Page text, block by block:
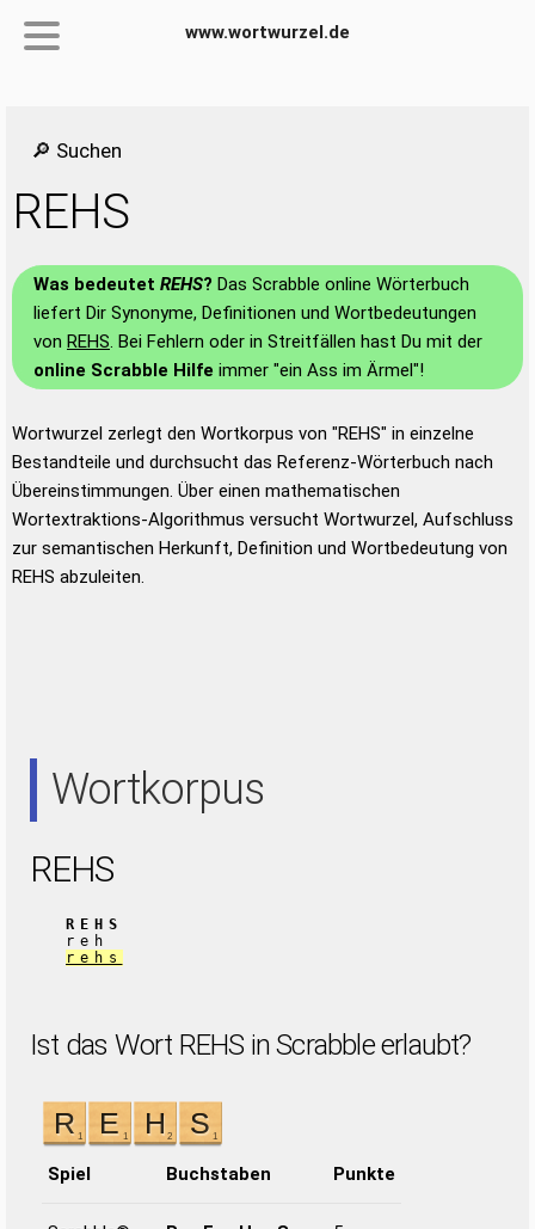
www.wortwurzel.de
🔎 Suchen
REHS
Was bedeutet REHS? Das Scrabble online Wörterbuch
liefert Dir Synonyme, Definitionen und Wortbedeutungen
von REHS. Bei Fehlern oder in Streitfällen hast Du mit der
online Scrabble Hilfe immer "ein Ass im Ärmel"!
Wortwurzel zerlegt den Wortkorpus von "REHS" in einzelne
Bestandteile und durchsucht das Referenz-Wörterbuch nach
Übereinstimmungen. Über einen mathematischen
Wortextraktions-Algorithmus versucht Wortwurzel, Aufschluss
zur semantischen Herkunft, Definition und Wortbedeutung von
REHS abzuleiten.
Wortkorpus
REHS
REHS
reh
rehs
Ist das Wort REHS in Scrabble erlaubt?
Spiel Buchstaben Punkte